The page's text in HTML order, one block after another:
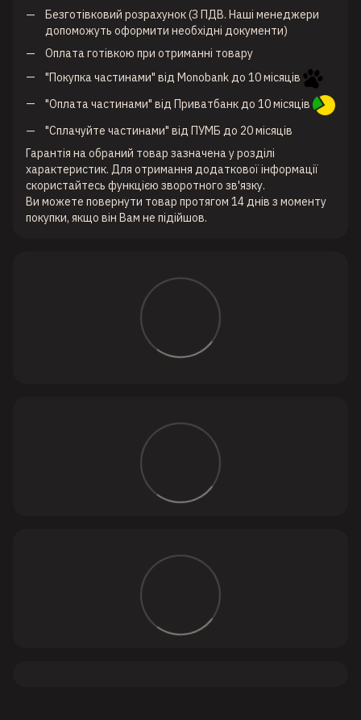
Безготівковий розрахунок (З ПДВ. Наші менеджери
допоможуть оформити необхідні документи)
Оплата готівкою при отриманні товару
"Покупка частинами" від Monobank до 10 місяців
"Оплата частинами" від Приватбанк до 10 місяців
"Сплачуйте частинами" від ПУМБ до 20 місяців
Гарантія на обраний товар зазначена у розділі
характеристик. Для отримання додаткової інформації
скористайтесь функцією зворотного зв'язку.
Ви можете повернути товар протягом 14 днів з моменту
покупки, якщо він Вам не підійшов.